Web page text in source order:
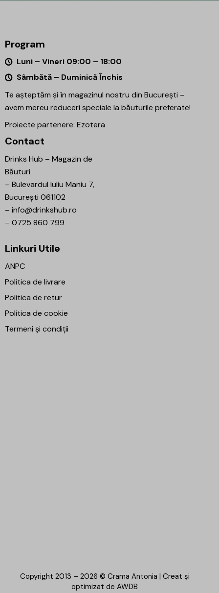
Program
Luni – Vineri 09:00 – 18:00
Sâmbătă – Duminică Închis
Te așteptăm și în magazinul nostru din București –
avem mereu reduceri speciale la băuturile preferate!
Proiecte partenere: Ezotera
Contact
Drinks Hub – Magazin de
Băuturi
– Bulevardul Iuliu Maniu 7,
București 061102
– info@drinkshub.ro
– 0725 860 799
Linkuri Utile
ANPC
Politica de livrare
Politica de retur
Politica de cookie
Termeni și condiții
Copyright 2013 – 2026 © Crama Antonia | Creat și
optimizat de AWDB